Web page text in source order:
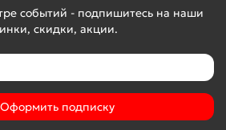
событий - подпишитесь на наши
скидки, акции.
Оформить подписку